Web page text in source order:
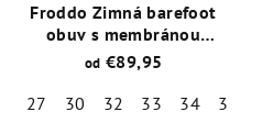
Froddo Zimná barefoot
obuv s membránou
Fialová
od €89,95
27
30 32 33 34
35